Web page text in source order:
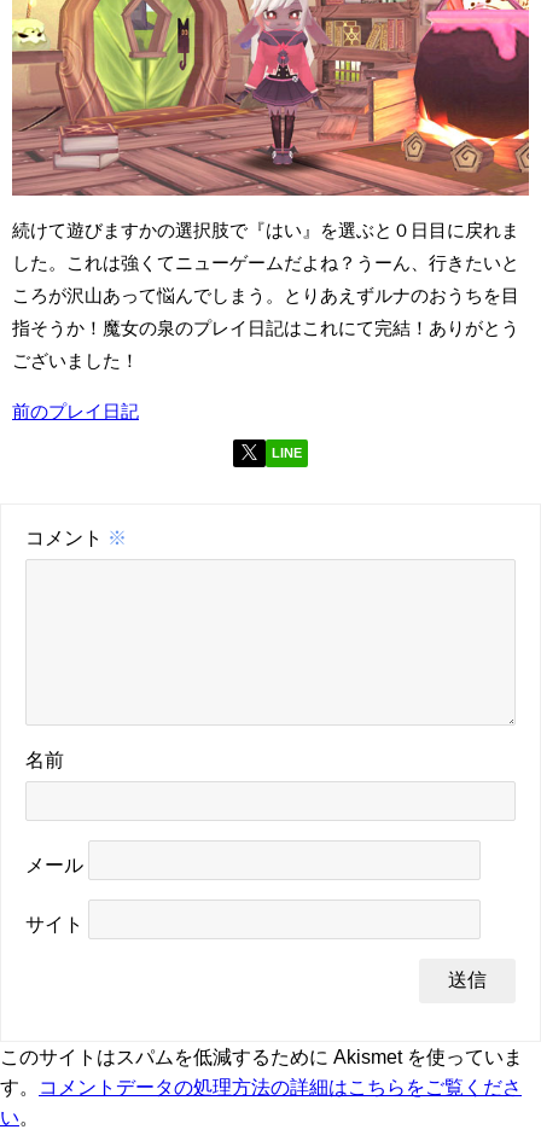
続けて遊びますかの選択肢で『はい』を選ぶと０日目に戻れま
した。これは強くてニューゲームだよね？うーん、行きたいと
ころが沢山あって悩んでしまう。とりあえずルナのおうちを目
指そうか！魔女の泉のプレイ日記はこれにて完結！ありがとう
ございました！
前のプレイ日記
LINE
コメント ※
名前
メール
サイト
このサイトはスパムを低減するために Akismet を使っていま
す。
コメントデータの処理方法の詳細はこちらをご覧くださ
い